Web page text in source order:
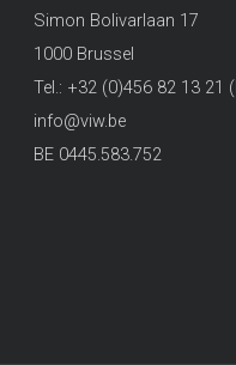
Simon Bolivarlaan 17
1000 Brussel
Tel.: +32 (0)456 82 13 21
info@viw.be
BE 0445.583.752